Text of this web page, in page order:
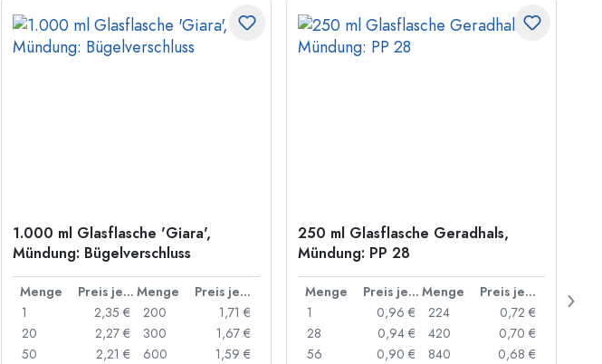
1.000 ml Glasflasche 'Giara',
Mündung: Bügelverschluss
Menge Preis je Stück Menge
Preis je Stück
1
2,35 €
20
2,27 €
50
2,21 €
200
1,71 €
300
1,67 €
600
1,59 €
250 ml Glasflasche Geradhals,
Mündung: PP 28
Menge Preis je Stück Menge
Preis je Stück
1
0,96 €
28
0,94 €
56
0,90 €
224
0,72 €
420
0,70 €
840
0,68 €